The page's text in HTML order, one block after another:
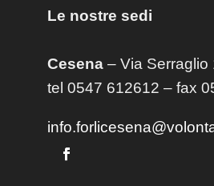
Le nostre sedi
Cesena– Via Serraglio
tel 0547 612612 – fax